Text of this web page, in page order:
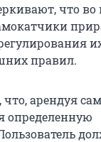
что во
правил.
арендуя
определенную